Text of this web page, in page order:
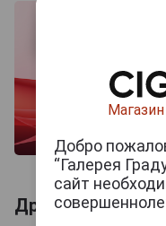
Другие продукты
Добро
“Галерея
сайт